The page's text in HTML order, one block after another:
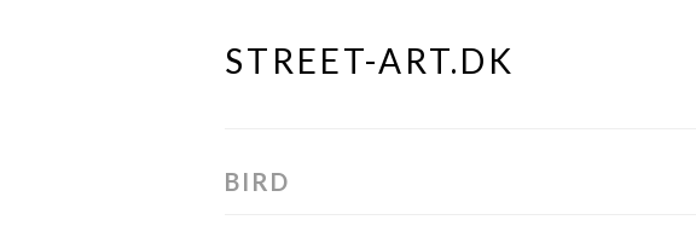
Skip
STREET-ART.DK
BIRD